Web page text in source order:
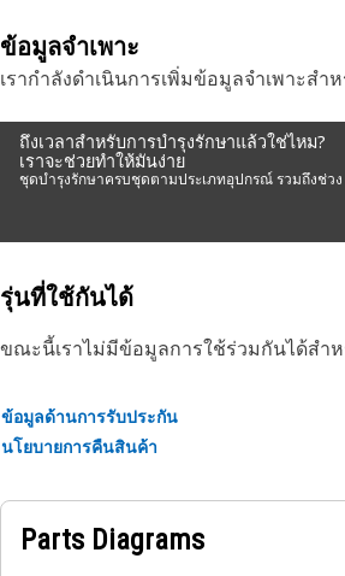
ข้อมูลจำเพาะ
เรากำลังดำเนินการเพิ่มข้อมูลจำเพาะส
ถึงเวลาสำหรับการบำรุงรักษาแล้วใช่ไหม?
เราจะช่วยทำให้มันง่าย
ชุดบำรุงรักษาครบชุดตามประเภทอุปกรณ์ รวมถึงช่วง
รุ่นที่ใช้กันได้
ขณะนี้เราไม่มีข้อมูลการใช้ร่วมกันได้สำ
ข้อมูลด้านการรับประกัน
นโยบายการคืนสินค้า
Parts Diagrams